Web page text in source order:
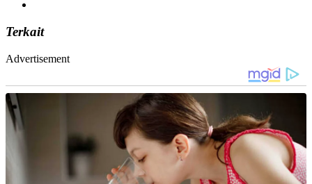
Terkait
Advertisement